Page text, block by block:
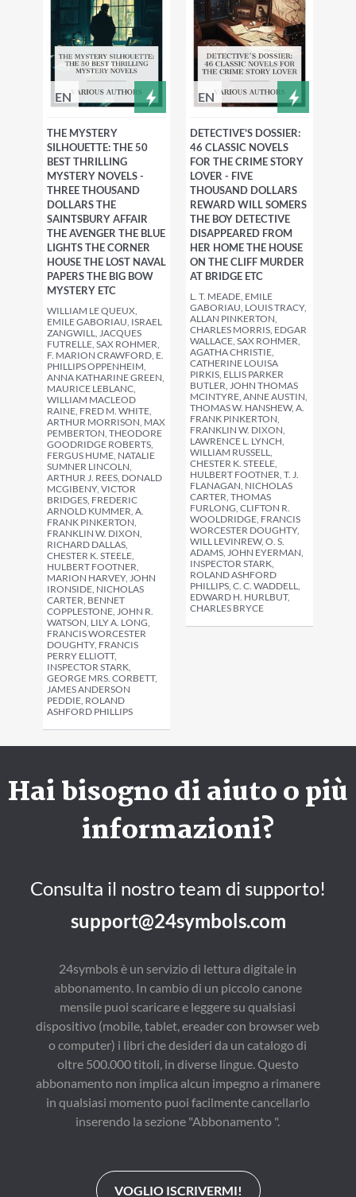
EN
THE MYSTERY
SILHOUETTE: THE 50
BEST THRILLING
MYSTERY NOVELS -
THREE THOUSAND
DOLLARS THE
SAINTSBURY AFFAIR
THE AVENGER THE BLUE
LIGHTS THE CORNER
HOUSE THE LOST NAVAL
PAPERS THE BIG BOW
MYSTERY ETC
WILLIAM LE QUEUX,
EMILE GABORIAU, ISRAEL
ZANGWILL, JACQUES
FUTRELLE, SAX ROHMER,
F. MARION CRAWFORD, E.
PHILLIPS OPPENHEIM,
ANNA KATHARINE GREEN,
MAURICE LEBLANC,
WILLIAM MACLEOD
RAINE, FRED M. WHITE,
ARTHUR MORRISON, MAX
PEMBERTON, THEODORE
GOODRIDGE ROBERTS,
FERGUS HUME, NATALIE
SUMNER LINCOLN,
ARTHUR J. REES, DONALD
MCGIBENY, VICTOR
BRIDGES, FREDERIC
ARNOLD KUMMER, A.
FRANK PINKERTON,
FRANKLIN W. DIXON,
RICHARD DALLAS,
CHESTER K. STEELE,
HULBERT FOOTNER,
MARION HARVEY, JOHN
IRONSIDE, NICHOLAS
CARTER, BENNET
COPPLESTONE, JOHN R.
WATSON, LILY A. LONG,
FRANCIS WORCESTER
DOUGHTY, FRANCIS
PERRY ELLIOTT,
INSPECTOR STARK,
GEORGE MRS. CORBETT,
JAMES ANDERSON
PEDDIE, ROLAND
ASHFORD PHILLIPS
EN
DETECTIVE'S DOSSIER:
46 CLASSIC NOVELS
FOR THE CRIME STORY
LOVER - FIVE
THOUSAND DOLLARS
REWARD WILL SOMERS
THE BOY DETECTIVE
DISAPPEARED FROM
HER HOME THE HOUSE
ON THE CLIFF MURDER
AT BRIDGE ETC
L. T. MEADE, EMILE
GABORIAU, LOUIS TRACY,
ALLAN PINKERTON,
CHARLES MORRIS, EDGAR
WALLACE, SAX ROHMER,
AGATHA CHRISTIE,
CATHERINE LOUISA
PIRKIS, ELLIS PARKER
BUTLER, JOHN THOMAS
MCINTYRE, ANNE AUSTIN,
THOMAS W. HANSHEW, A.
FRANK PINKERTON,
FRANKLIN W. DIXON,
LAWRENCE L. LYNCH,
WILLIAM RUSSELL,
CHESTER K. STEELE,
HULBERT FOOTNER, T. J.
FLANAGAN, NICHOLAS
CARTER, THOMAS
FURLONG, CLIFTON R.
WOOLDRIDGE, FRANCIS
WORCESTER DOUGHTY,
WILL LEVINREW, O. S.
ADAMS, JOHN EYERMAN,
INSPECTOR STARK,
ROLAND ASHFORD
PHILLIPS, C. C. WADDELL,
EDWARD H. HURLBUT,
CHARLES BRYCE
Hai bisogno di aiuto o più
informazioni?
Consulta il nostro team di supporto!
support@24symbols.com
24symbols è un servizio di lettura digitale in
abbonamento. In cambio di un piccolo canone
mensile puoi scaricare e leggere su qualsiasi
dispositivo (mobile, tablet, ereader con browser web
o computer) i libri che desideri da un catalogo di
oltre 500.000 titoli, in diverse lingue. Questo
abbonamento non implica alcun impegno a rimanere
in qualsiasi momento puoi facilmente cancellarlo
inserendo la sezione "Abbonamento ".
VOGLIO ISCRIVERMI!